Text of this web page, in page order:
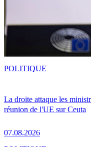
La droite attaque les
réunion de l'UE sur Ceuta
07.08.2026
POLITIQUE